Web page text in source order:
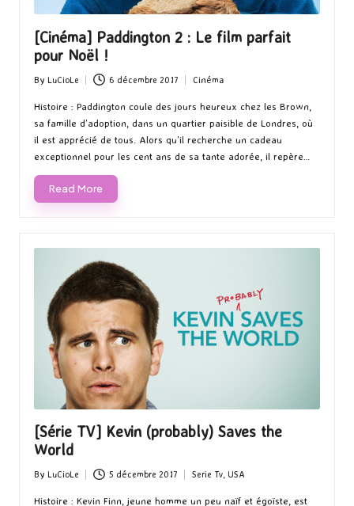
[Cinéma] Paddington 2 : Le film parfait
pour Noël !
Posted
by
By LuCioLe 6 décembre 2017
Posted
in
Cinéma
Histoire : Paddington coule des jours heureux chez les Brown,
sa famille d’adoption, dans un quartier paisible de Londres, où
il est apprécié de tous. Alors qu’il recherche un cadeau
exceptionnel pour les cent ans de sa tante adorée, il repère…
Read More
[Série TV] Kevin (probably) Saves the
World
Posted
by
By LuCioLe 5 décembre 2017
in
Serie Tv, USA
Histoire : Kevin Finn, jeune homme un peu naïf et égoïste, est